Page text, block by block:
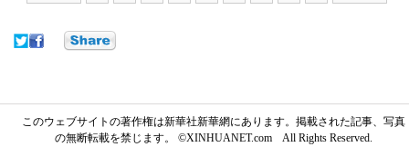
このウェブサイトの著作権は新華社新華網にあります。掲載された記事、写真
の無断転載を禁じます。 ©XINHUANET.com All Rights Reserved.